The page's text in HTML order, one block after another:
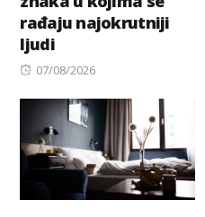
rađaju najokrutniji
ljudi
Posted
07/08/2026